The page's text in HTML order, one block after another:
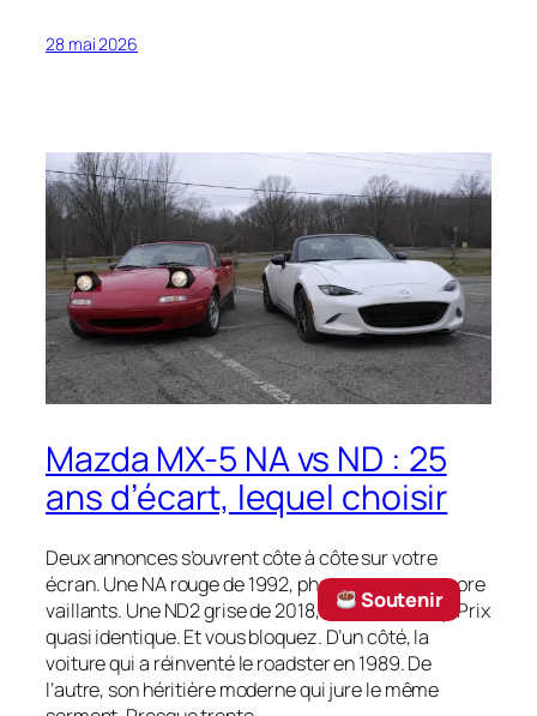
‎ Soutenir
28 mai 2026
Mazda MX-5 NA vs ND : 25
ans d’écart, lequel choisir
Deux annonces s’ouvrent côte à côte sur votre
écran. Une NA rouge de 1992, phares pop-up encore
vaillants. Une ND2 grise de 2018, cuir et CarPlay. Prix
quasi identique. Et vous bloquez. D’un côté, la
voiture qui a réinventé le roadster en 1989. De
l’autre, son héritière moderne qui jure le même